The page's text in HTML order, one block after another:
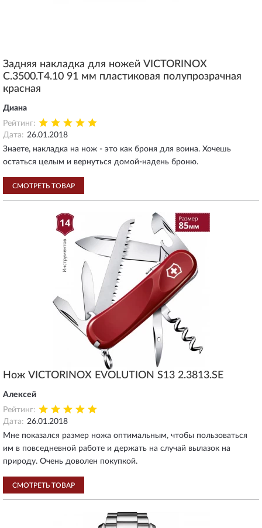
Задняя накладка для ножей VICTORINOX
C.3500.T4.10 91 мм пластиковая полупрозрачная
красная
Диана
Рейтинг:
Дата: 26.01.2018
Знаете, накладка на нож - это как броня для воина. Хочешь
остаться целым и вернуться домой-надень броню.
СМОТРЕТЬ ТОВАР
Нож VICTORINOX EVOLUTION S13 2.3813.SE
Алексей
Рейтинг:
Дата: 26.01.2018
Мне показался размер ножа оптимальным, чтобы пользоваться
им в повседневной работе и держать на случай вылазок на
природу. Очень доволен покупкой.
СМОТРЕТЬ ТОВАР